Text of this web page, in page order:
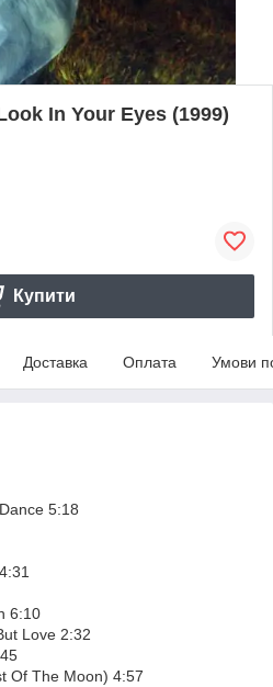
In Your Eyes (1999)
Купити
Доставка Оплата Умови
5:18
6:10
Love 2:32
Of The Moon) 4:57